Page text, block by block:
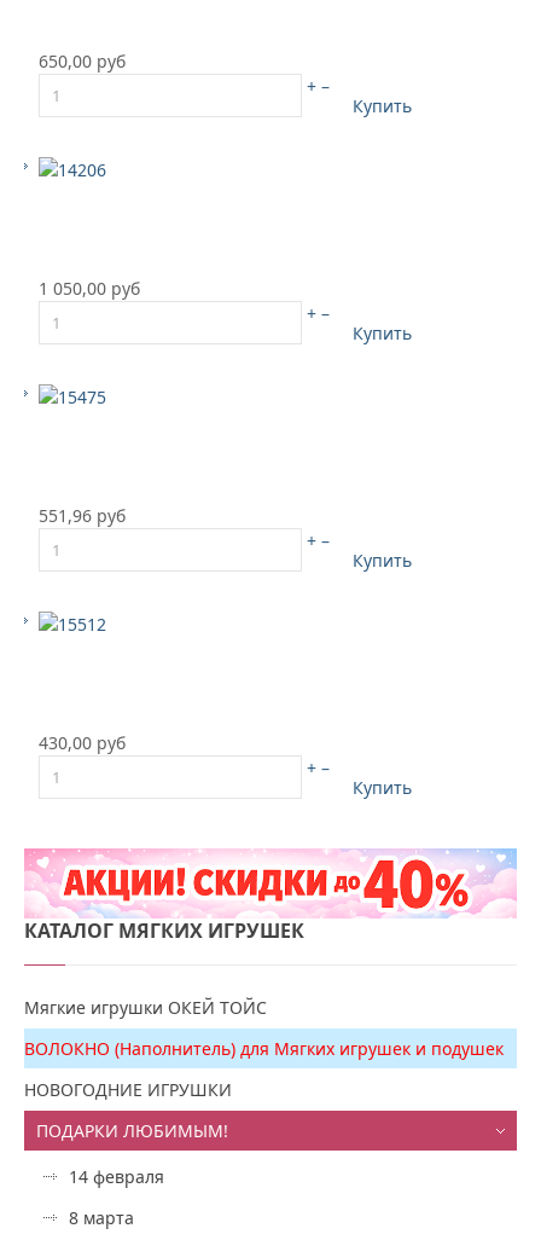
650,00 руб
+ –
Купить
1 050,00 руб
+ –
Купить
551,96 руб
+ –
Купить
430,00 руб
+ –
Купить
КАТАЛОГ МЯГКИХ ИГРУШЕК
Мягкие игрушки ОКЕЙ ТОЙС
ВОЛОКНО (Наполнитель) для Мягких игрушек и подушек
НОВОГОДНИЕ ИГРУШКИ
ПОДАРКИ ЛЮБИМЫМ!
14 февраля
8 марта